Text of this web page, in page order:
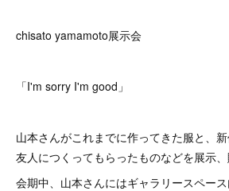
chisato yamamoto展示会
「I'm sorry I'm good」
山本さんがこれまでに作ってきた服と、
友人につくってもらったものなどを展示、
会期中、山本さんにはギャラリースペー